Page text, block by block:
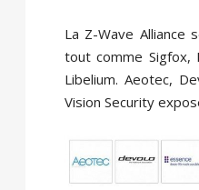
La Z-Wave Alliance
tout comme Sigfox,
Libelium. Aeotec,
Vision Security